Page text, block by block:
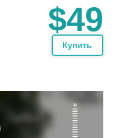
$49
Купить